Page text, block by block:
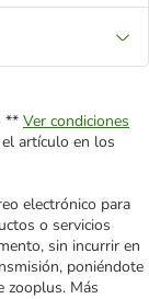
** Ver condiciones
artículo en los
electrónico para
o servicios
sin incurrir en
poniéndote
zooplus. Más